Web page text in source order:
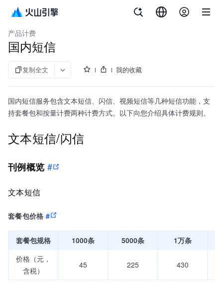
短信服务
产品计费
国内短信
复制全文 我的收藏
国内短信服务包含文本短信、闪信、视频短信等几种短信功能，支
持套餐包和按量计费两种计费方式。以下向您介绍具体计费规则。
文本短信/闪信
刊例概览 #
文本短信
套餐包价格 #
套餐包规格 1000条 5000条
1万条
价格（元，
含税）
45 225 430